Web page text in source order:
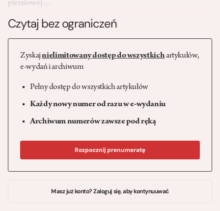
piersiowej…
Czytaj bez ograniczeń
Zyskajnielimitowany dostęp do wszystkichartykułów,
e-wydań i archiwum
Pełny dostęp do wszystkich artykułów
Każdy nowy numer od razu w e-wydaniu
Archiwum numerów zawsze pod ręką
Rozpocznij prenumeratę
Masz już konto? Zaloguj się, aby kontynuuwać